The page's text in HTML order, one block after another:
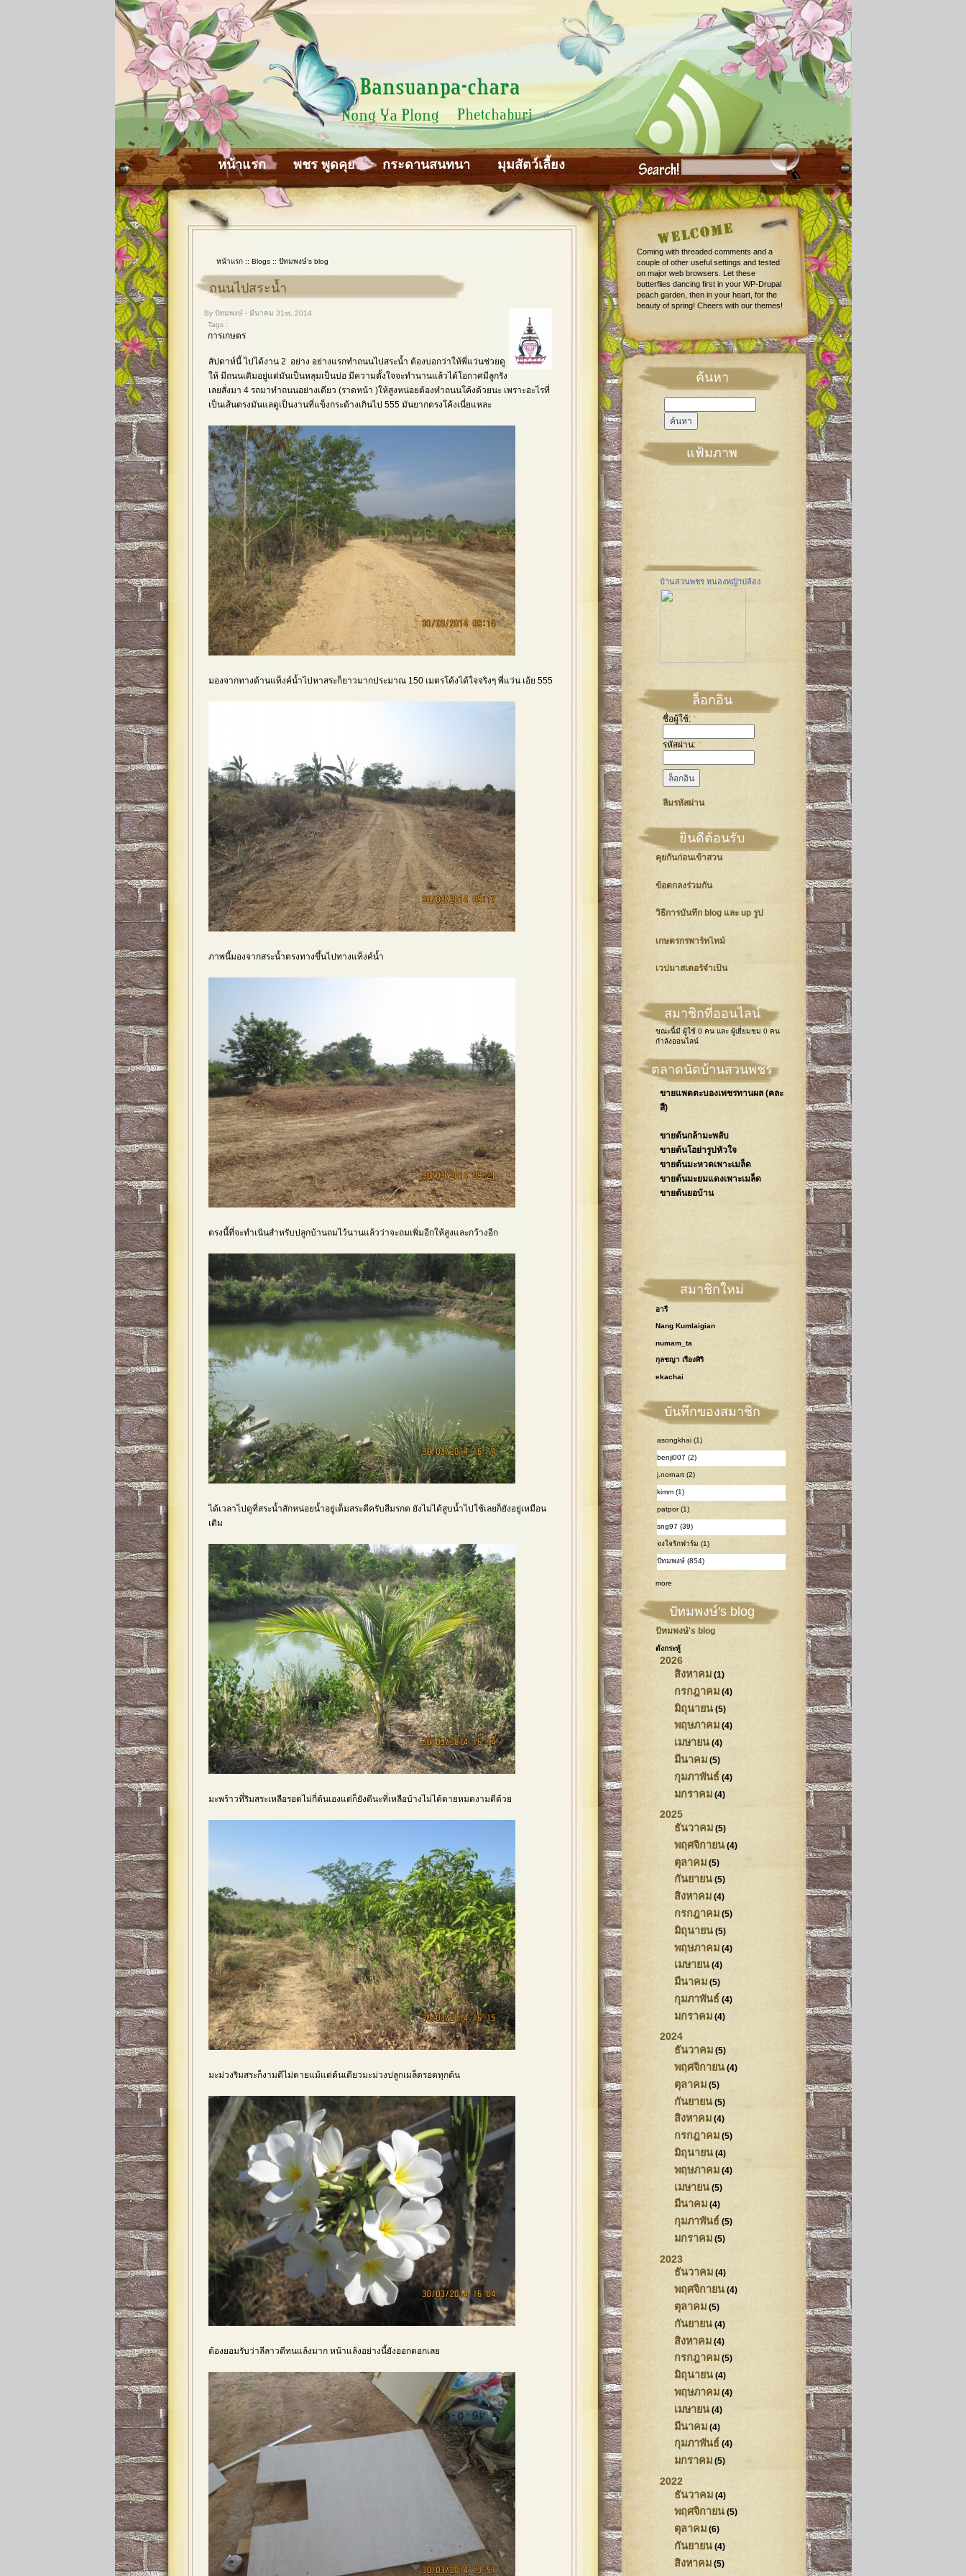
หน้าแรก พชร พูดคุย กระดานสนทนา มุมสัตว์เลี้ยง
หน้าแรก :: Blogs :: ปัทมพงษ์'s blog
ถนนไปสระน้ำ
By ปัทมพงษ์ - มีนาคม 31st, 2014
Tags :
การเกษตร
สัปดาห์นี้ ไปได้งาน 2 อย่าง อย่างแรกทำถนนไปสระน้ำ ต้องบอกว่าให้พี่แว่นช่วยดู
ให้ มีถนนเดิมอยู่แต่มันเป็นหลุมเป็นบ่อ มีความตั้งใจจะทำนานแล้วได้โอกาศมีลูกรัง
เลยสั่งมา 4 รถมาทำถนนอย่างเดียว (ราดหน้า )ให้สูงหน่อยต้องทำถนนโค้งด้วยนะ เพราะอะไรที่
เป็นเส้นตรงมันแลดูเป็นงานที่แข็งกระด้างเกินไป 555 มันยากตรงโค้งเนี่ยแหละ
มองจากทางด้านแท็งค์น้ำไปหาสระก็ยาวมากประมาณ 150 เมตรโค้งได้ใจจริงๆ พี่แว่น เอ้ย 555
ภาพนี้มองจากสระน้ำตรงทางขึ้นไปทางแท็งค์น้ำ
ตรงนี้ที่จะทำเนินสำหรับปลูกบ้านถมไว้นานแล้วว่าจะถมเพิ่มอีกให้สูงและกว้างอีก
ได้เวลาไปดูที่สระน้ำสักหน่อยน้ำอยู่เต็มสระดีครับสีมรกต ยังไม่ได้สูบน้ำไปใช้เลยก็ยังอยู่เหมือน
เดิม
มะพร้าวที่ริมสระเหลือรอดไม่กี่ต้นเองแต่ก็ยังดีนะที่เหลือบ้างไม่ได้ตายหมดงามดีด้วย
มะม่วงริมสระก็งามดีไม่ตายแม้แต่ต้นเดียวมะม่วงปลูกเมล็ดรอดทุกต้น
ต้องยอมรับว่าลีลาวดีทนแล้งมาก หน้าแล้งอย่างนี้ยังออกดอกเลย
Coming with threaded comments and a
couple of other useful settings and tested
on major web browsers. Let these
butterflies dancing first in your WP-Drupal
peach garden, then in your heart, for the
beauty of spring! Cheers with our themes!
ค้นหา
แฟ้มภาพ
บ้านสวนพชร หนองหญ้าปล้อง
ล็อกอิน
ชื่อผู้ใช้: *
รหัสผ่าน: *
ลืมรหัสผ่าน
ยินดีต้อนรับ
คุยกันก่อนเข้าสวน
ข้อตกลงร่วมกัน
วิธีการบันทึก blog และ up รูป
เกษตรกรพาร์ทไทม์
เวปมาสเตอร์จำเป็น
สมาชิกที่ออนไลน์
ขณะนี้มี ผู้ใช้ 0 คน และ ผู้เยี่ยมชม 0 คน
กำลังออนไลน์
ตลาดนัดบ้านสวนพชร
ขายแพดตะบองเพชรทานผล (คละ
สี)
ขายต้นกล้ามะพลับ
ขายต้นโฮย่ารูปหัวใจ
ขายต้นมะหวดเพาะเมล็ด
ขายต้นมะยมแดงเพาะเมล็ด
ขายต้นยอบ้าน
สมาชิกใหม่
อารี
Nang Kumlaigian
numam_ta
กุลชญา เรืองศิริ
ekachai
บันทึกของสมาชิก
asongkhai (1)
benji007 (2)
j.nornart (2)
kimm (1)
patpor (1)
sng97 (39)
จงใจรักฟาร์ม (1)
ปัทมพงษ์ (854)
more
ปัทมพงษ์'s blog
ปัทมพงษ์'s blog
ตั้งกระทู้
2026
สิงหาคม (1)
กรกฎาคม (4)
มิถุนายน (5)
พฤษภาคม (4)
เมษายน (4)
มีนาคม (5)
กุมภาพันธ์ (4)
มกราคม (4)
2025
ธันวาคม (5)
พฤศจิกายน (4)
ตุลาคม (5)
กันยายน (5)
สิงหาคม (4)
กรกฎาคม (5)
มิถุนายน (5)
พฤษภาคม (4)
เมษายน (4)
มีนาคม (5)
กุมภาพันธ์ (4)
มกราคม (4)
2024
ธันวาคม (5)
พฤศจิกายน (4)
ตุลาคม (5)
กันยายน (5)
สิงหาคม (4)
กรกฎาคม (5)
มิถุนายน (4)
พฤษภาคม (4)
เมษายน (5)
มีนาคม (4)
กุมภาพันธ์ (5)
มกราคม (5)
2023
ธันวาคม (4)
พฤศจิกายน (4)
ตุลาคม (5)
กันยายน (4)
สิงหาคม (4)
กรกฎาคม (5)
มิถุนายน (4)
พฤษภาคม (4)
เมษายน (4)
มีนาคม (4)
กุมภาพันธ์ (4)
มกราคม (5)
2022
ธันวาคม (4)
พฤศจิกายน (5)
ตุลาคม (6)
กันยายน (4)
สิงหาคม (5)